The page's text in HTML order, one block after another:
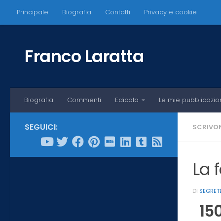
Salta al contenuto
Principale Biografia Contatti Privacy e cookie
Franco Laratta
Biografia Commenti Edicola Le mie
La
DI
SEGUICI: